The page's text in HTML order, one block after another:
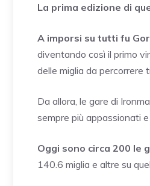
La prima edizione di
A imporsi su tutti fu
diventando così il primo
delle miglia da percorrere
Da allora, le gare di
sempre più appassionati
Oggi sono circa 200 le
140.6 miglia e altre su